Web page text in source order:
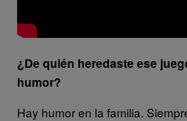
¿De quién heredaste ese
humor?
Hay humor en la familia.